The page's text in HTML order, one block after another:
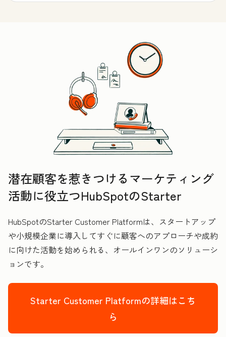
潜在顧客を惹きつけるマーケティング
活動に役立つHubSpotのStarter
HubSpotのStarter Customer Platformは、スタートアップ
や小規模企業に導入してすぐに顧客へのアプローチや成約
に向けた活動を始められる、オールインワンのソリューシ
ョンです。
Starter Customer Platformの詳細はこち
ら